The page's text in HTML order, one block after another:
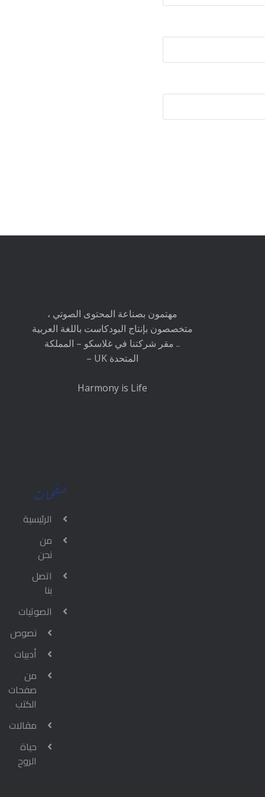
مهتمون بصناعة المحتوى الصوتي ،
متخصصون بإنتاج البودكاست باللغة العربية
.. مقر شركتنا في غلاسكو – المملكة
المتحدة UK –
Harmony is Life
صفحات
الرئيسية
من
نحن
اتصل
بنا
الصوتيات
نصوص
أدبيات
من
صفحات
الكتب
مقالات
حياة
الروح